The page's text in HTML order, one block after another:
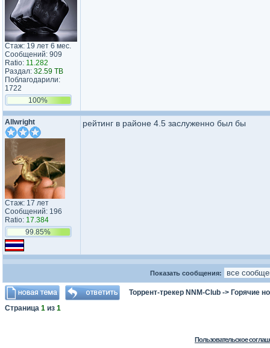
Стаж: 19 лет 6 мес.
Сообщений: 909
Ratio: 11.282
Раздал: 32.59 TB
Поблагодарили:
1722
100%
Allwright
Стаж: 17 лет
Сообщений: 196
Ratio: 17.384
99.85%
рейтинг в районе 4.5 заслуженно был бы
Показать сообщения:
Торрент-трекер NNM-Club -> Горячие
Страница 1 из 1
Пользовательское